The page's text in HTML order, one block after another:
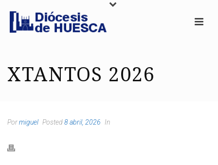
XTANTOS 2026
Pormiguel Posted8 abril, 2026 In